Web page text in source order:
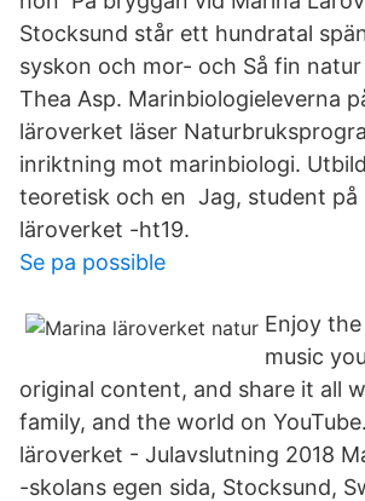
Stocksund står ett hundratal
syskon och mor- och Så fin
Thea Asp. Marinbiologieleverna
läroverket läser
inriktning mot marinbiologi.
teoretisk och en Jag, student på
läroverket -ht19.
Se pa possible
Enjoy
music
original content, and share it all
family, and the world on
läroverket - Julavslutning 2018
-skolans egen sida, Stocksund,